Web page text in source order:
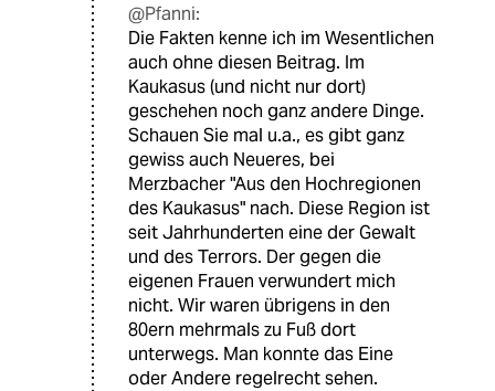
@Pfanni:
Die Fakten kenne ich im Wesentlichen
auch ohne diesen Beitrag. Im
Kaukasus (und nicht nur dort)
geschehen noch ganz andere Dinge.
Schauen Sie mal u.a., es gibt ganz
gewiss auch Neueres, bei
Merzbacher "Aus den Hochregionen
des Kaukasus" nach. Diese Region ist
seit Jahrhunderten eine der Gewalt
und des Terrors. Der gegen die
eigenen Frauen verwundert mich
nicht. Wir waren übrigens in den
80ern mehrmals zu Fuß dort
unterwegs. Man konnte das Eine
oder Andere regelrecht sehen.